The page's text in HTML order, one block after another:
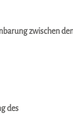
zwischen
des